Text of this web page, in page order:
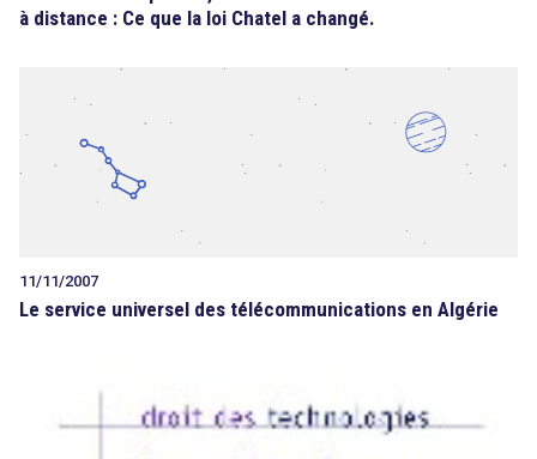
à distance : Ce que la loi Chatel a changé.
11/11/2007
Le service universel des télécommunications en Algérie